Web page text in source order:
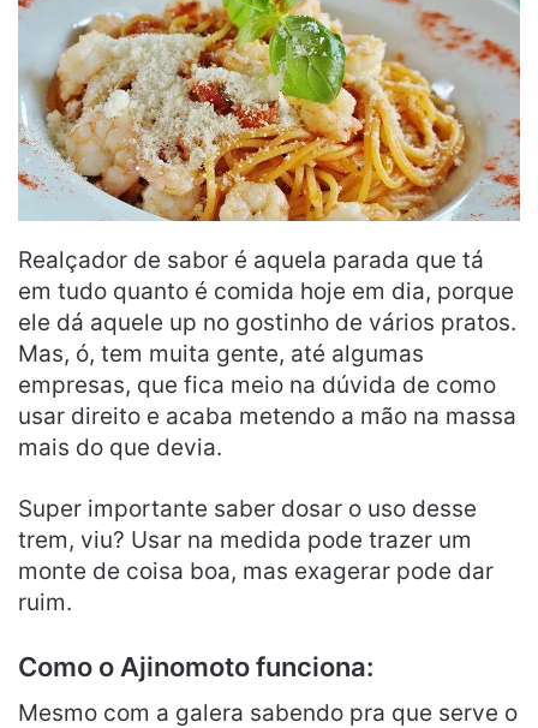
Realçador de sabor é aquela parada que tá
em tudo quanto é comida hoje em dia, porque
ele dá aquele up no gostinho de vários pratos.
Mas, ó, tem muita gente, até algumas
empresas, que fica meio na dúvida de como
usar direito e acaba metendo a mão na massa
mais do que devia.
Super importante saber dosar o uso desse
trem, viu? Usar na medida pode trazer um
monte de coisa boa, mas exagerar pode dar
ruim.
Como o Ajinomoto funciona:
Mesmo com a galera sabendo pra que serve o